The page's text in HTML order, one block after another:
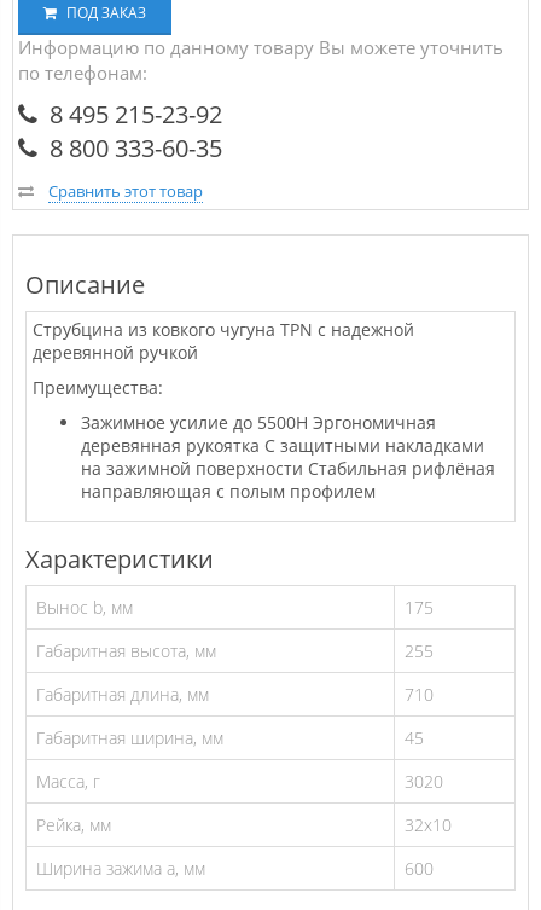
ПОД ЗАКАЗ
Информацию по данному товару Вы можете уточнить
по телефонам:
8 495 215-23-92
8 800 333-60-35
Сравнить этот товар
Описание
Струбцина из ковкого чугуна TPN с надежной
деревянной ручкой
Преимущества:
Зажимное усилие до 5500Н Эргономичная
деревянная рукоятка С защитными накладками
на зажимной поверхности Стабильная рифлёная
направляющая с полым профилем
Характеристики
Вынос b, мм
175
Габаритная высота, мм
255
Габаритная длина, мм
710
Габаритная ширина, мм
45
Масса, г
3020
Рейка, мм
32x10
Ширина зажима а, мм
600